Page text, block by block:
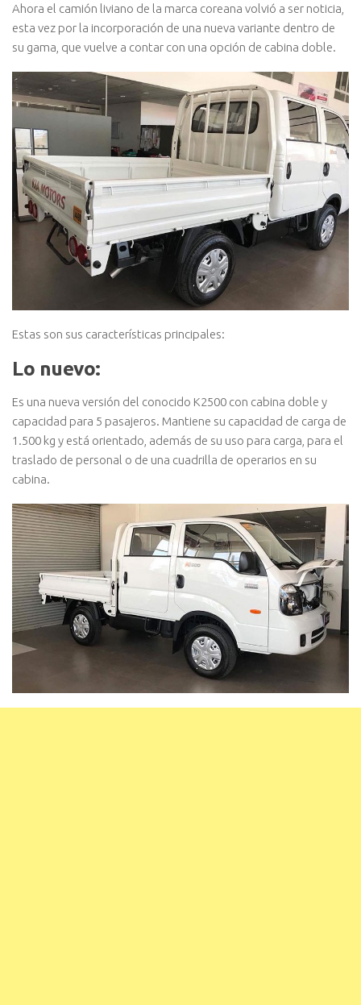
Ahora el camión liviano de la marca coreana volvió a ser noticia,
esta vez por la incorporación de una nueva variante dentro de
su gama, que vuelve a contar con una opción de cabina doble.
Estas son sus características principales:
Lo nuevo:
Es una nueva versión del conocido K2500 con cabina doble y
capacidad para 5 pasajeros. Mantiene su capacidad de carga de
1.500 kg y está orientado, además de su uso para carga, para el
traslado de personal o de una cuadrilla de operarios en su
cabina.